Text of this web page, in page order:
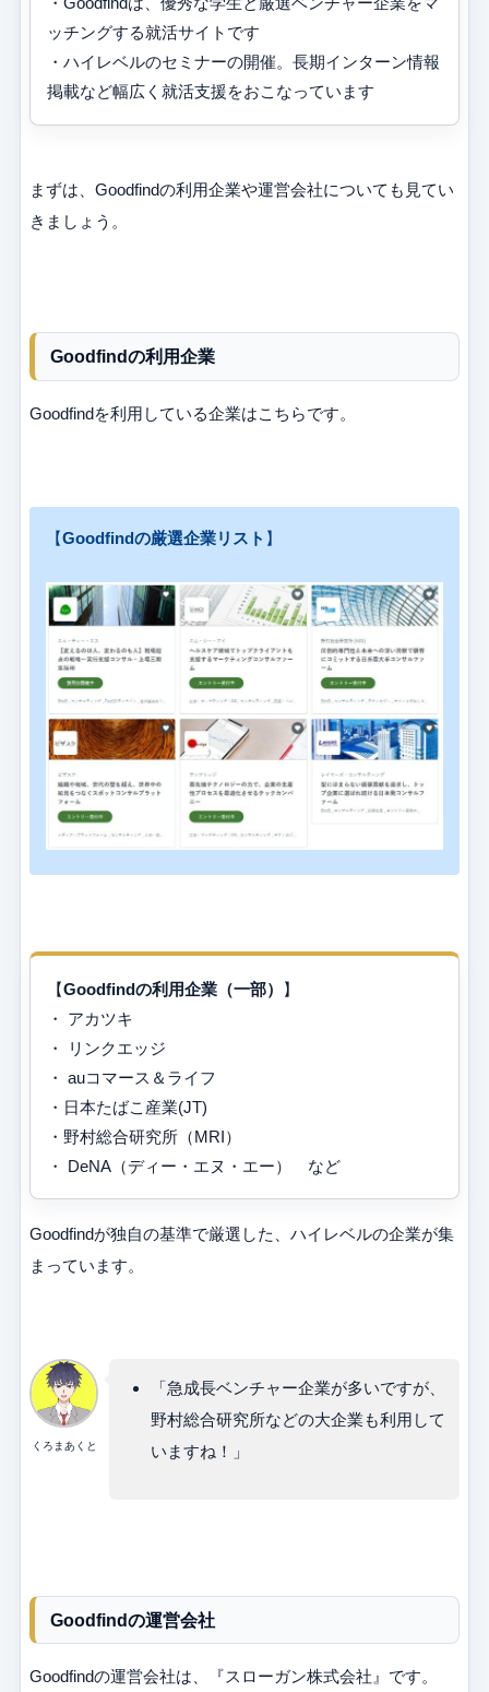
ッチングする就活サイトです
・ハイレベルのセミナーの開催。長期インターン情報
掲載など幅広く就活支援をおこなっています
まずは、Goodfindの利用企業や運営会社についても見てい
きましょう。
Goodfindの利用企業
Goodfindを利用している企業はこちらです。
【Goodfindの厳選企業リスト 】
【Goodfindの利用企業（一部）
】
・ アカツキ
・ リンクエッジ
・ auコマース＆ライフ
・日本たばこ産業(JT)
・野村総合研究所（MRI）
・ DeNA（ディー・エヌ・エー） など
Goodfindが独自の基準で厳選した、ハイレベルの企業が集
まっています。
くろまあくと
「急成長ベンチャー企業が多いですが、
野村総合研究所などの大企業も利用して
いますね！」
Goodfindの運営会社
Goodfindの運営会社は、『スローガン株式会社』です。